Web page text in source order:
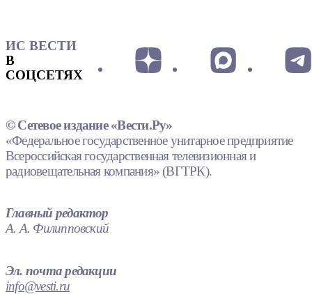
ИС ВЕСТИ
В
СОЦСЕТЯХ
© Сетевое издание «Вести.Ру»
«Федеральное государственное унитарное предприятие
Всероссийская государственная телевизионная и
радиовещательная компания» (ВГТРК).
Главный редактор
А. А. Филипповский
Эл. почта редакции
info@vesti.ru